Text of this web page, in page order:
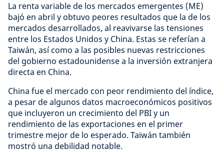
La renta variable de los mercados emergentes (ME)
bajó en abril y obtuvo peores resultados que la de los
mercados desarrollados, al reavivarse las tensiones
entre los Estados Unidos y China. Estas se referían a
Taiwán, así como a las posibles nuevas restricciones
del gobierno estadounidense a la inversión extranjera
directa en China.
China fue el mercado con peor rendimiento del índice,
a pesar de algunos datos macroeconómicos positivos
que incluyeron un crecimiento del PBI y un
rendimiento de las exportaciones en el primer
trimestre mejor de lo esperado. Taiwán también
mostró una debilidad notable.